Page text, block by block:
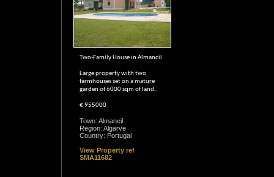
Two-Family House in Almancil
Large property with two
farmhouses set on a mature
garden of 6000 sqm of land..
€ 955000
Town: Almancil
Region: Algarve
Country: Portugal
View Property ref
SMA11682